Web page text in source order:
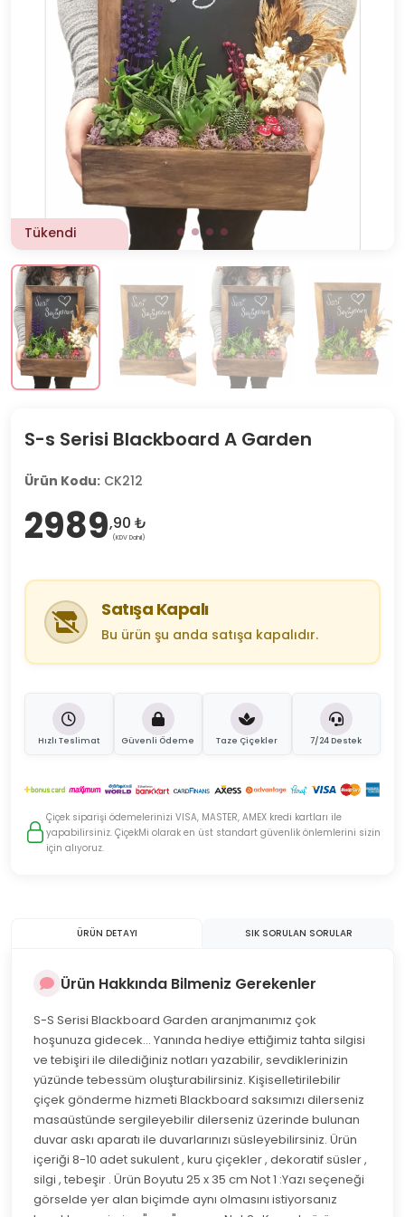
Tükendi
S-s Serisi Blackboard A Garden
Ürün Kodu: CK212
2989,90 ₺
(KDV Dahil)
Satışa Kapalı
Bu ürün şu anda satışa kapalıdır.
Hızlı Teslimat Güvenli Ödeme Taze Çiçekler 7/24 Destek
Çiçek siparişi ödemelerinizi VISA, MASTER, AMEX kredi kartları ile
yapabilirsiniz. ÇiçekMi olarak en üst standart güvenlik önlemlerini sizin
için alıyoruz.
ÜRÜN DETAYI SIK SORULAN SORULAR
Ürün Hakkında Bilmeniz Gerekenler
S-S Serisi Blackboard Garden aranjmanımız çok
hoşunuza gidecek... Yanında hediye ettiğimiz tahta silgisi
ve tebişiri ile dilediğiniz notları yazabilir, sevdiklerinizin
yüzünde tebessüm oluşturabilirsiniz. Kişiselletirilebilir
çiçek gönderme hizmeti Blackboard saksımızı dilerseniz
masaüstünde sergileyebilir dilerseniz üzerinde bulunan
duvar askı aparatı ile duvarlarınızı süsleyebilirsiniz. Ürün
içeriği 8-10 adet sukulent , kuru çiçekler , dekoratif süsler ,
silgi , tebeşir . Ürün Boyutu 25 x 35 cm Not 1 :Yazı seçeneği
görselde yer alan biçimde aynı olmasını istiyorsanız